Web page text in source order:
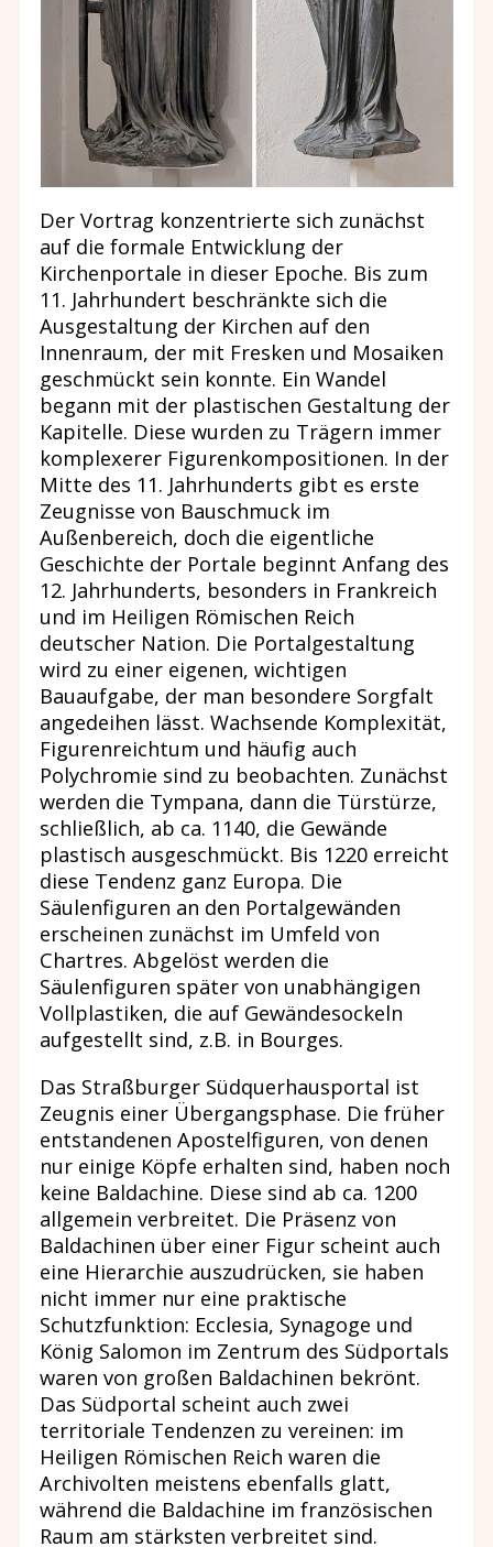
Der Vortrag konzentrierte sich zunächst
auf die formale Entwicklung der
Kirchenportale in dieser Epoche. Bis zum
11. Jahrhundert beschränkte sich die
Ausgestaltung der Kirchen auf den
Innenraum, der mit Fresken und Mosaiken
geschmückt sein konnte. Ein Wandel
begann mit der plastischen Gestaltung der
Kapitelle. Diese wurden zu Trägern immer
komplexerer Figurenkompositionen. In der
Mitte des 11. Jahrhunderts gibt es erste
Zeugnisse von Bauschmuck im
Außenbereich, doch die eigentliche
Geschichte der Portale beginnt Anfang des
12. Jahrhunderts, besonders in Frankreich
und im Heiligen Römischen Reich
deutscher Nation. Die Portalgestaltung
wird zu einer eigenen, wichtigen
Bauaufgabe, der man besondere Sorgfalt
angedeihen lässt. Wachsende Komplexität,
Figurenreichtum und häufig auch
Polychromie sind zu beobachten. Zunächst
werden die Tympana, dann die Türstürze,
schließlich, ab ca. 1140, die Gewände
plastisch ausgeschmückt. Bis 1220 erreicht
diese Tendenz ganz Europa. Die
Säulenfiguren an den Portalgewänden
erscheinen zunächst im Umfeld von
Chartres. Abgelöst werden die
Säulenfiguren später von unabhängigen
Vollplastiken, die auf Gewändesockeln
aufgestellt sind, z.B. in Bourges.
Das Straßburger Südquerhausportal ist
Zeugnis einer Übergangsphase. Die früher
entstandenen Apostelfiguren, von denen
nur einige Köpfe erhalten sind, haben noch
keine Baldachine. Diese sind ab ca. 1200
allgemein verbreitet. Die Präsenz von
Baldachinen über einer Figur scheint auch
eine Hierarchie auszudrücken, sie haben
nicht immer nur eine praktische
Schutzfunktion: Ecclesia, Synagoge und
König Salomon im Zentrum des Südportals
waren von großen Baldachinen bekrönt.
Das Südportal scheint auch zwei
territoriale Tendenzen zu vereinen: im
Heiligen Römischen Reich waren die
Archivolten meistens ebenfalls glatt,
während die Baldachine im französischen
Raum am stärksten verbreitet sind.